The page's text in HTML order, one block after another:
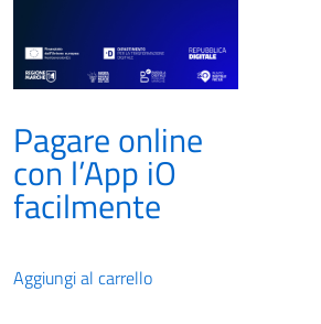
Pagare online
con l’App iO
facilmente
Aggiungi al carrello